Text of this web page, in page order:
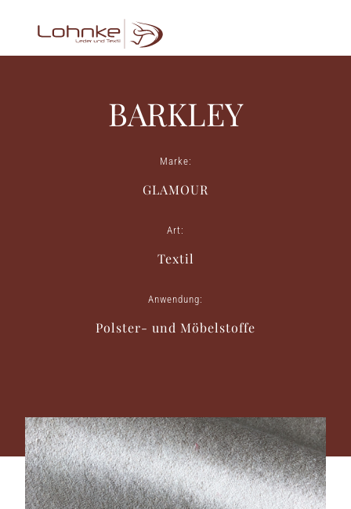
BARKLEY
Marke:
GLAMOUR
Art:
Textil
Anwendung:
Polster- und Möbelstoffe